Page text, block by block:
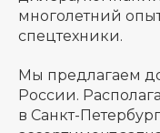
многолетний
спецтехники.
Мы предлагаем
России.
в Санкт-